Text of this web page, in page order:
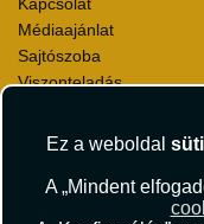
Ez a weboldal
A „Mindent
Médiaajánlat
Sajtószoba
Viszonteladás
Pályázatok
Környezettudatosság